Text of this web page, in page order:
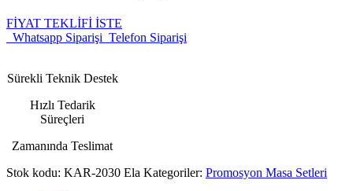
FİYAT TEKLİFİ İSTE
Whatsapp Siparişi Telefon Siparişi
Sürekli Teknik Destek
Hızlı Tedarik
Süreçleri
Zamanında Teslimat
Stok kodu: KAR-2030 Ela Kategoriler: Promosyon Masa Setleri